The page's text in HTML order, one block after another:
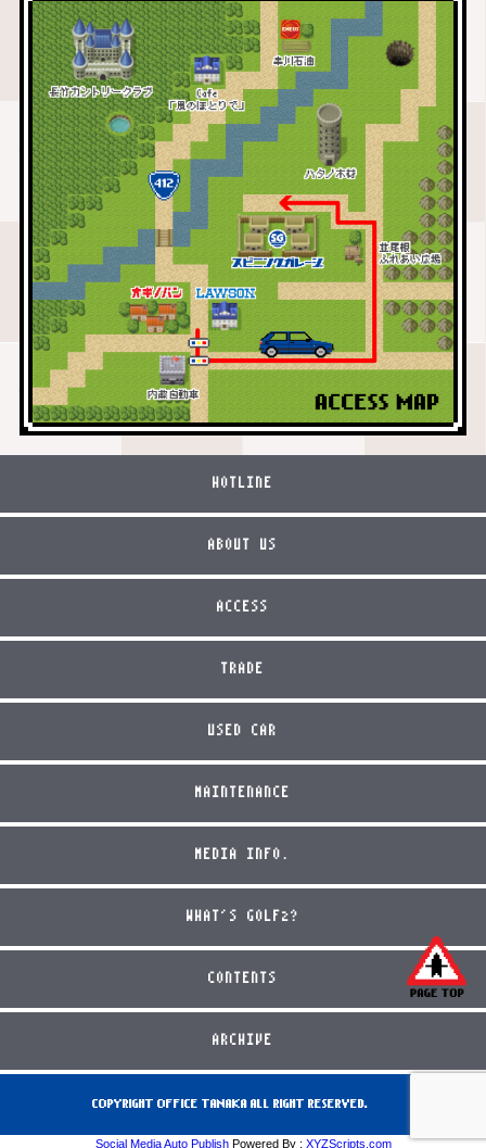
HOTLINE
ABOUT US
ACCESS
TRADE
USED CAR
MAINTENANCE
MEDIA INFO.
WHAT'S GOLF2?
CONTENTS
ARCHIVE
COPYRIGHT OFFICE TANAKA ALL RIGHT RESERVED.
Social Media Auto PublishPowered By : XYZScripts.com